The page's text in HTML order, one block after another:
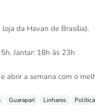
da Havan de Brasília).
Jantar: 18h às 23h
abrir a semana com o
Guarapari Linhares Política